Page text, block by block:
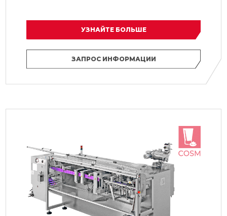
УЗНАЙТЕ БОЛЬШЕ
ЗАПРОС ИНФОРМАЦИИ